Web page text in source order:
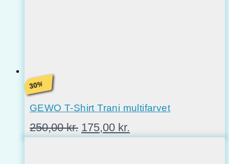
30%
GEWO T-Shirt Trani multifarvet
250,00kr. Den
oprindelige
175,00 kr.
aktuelle